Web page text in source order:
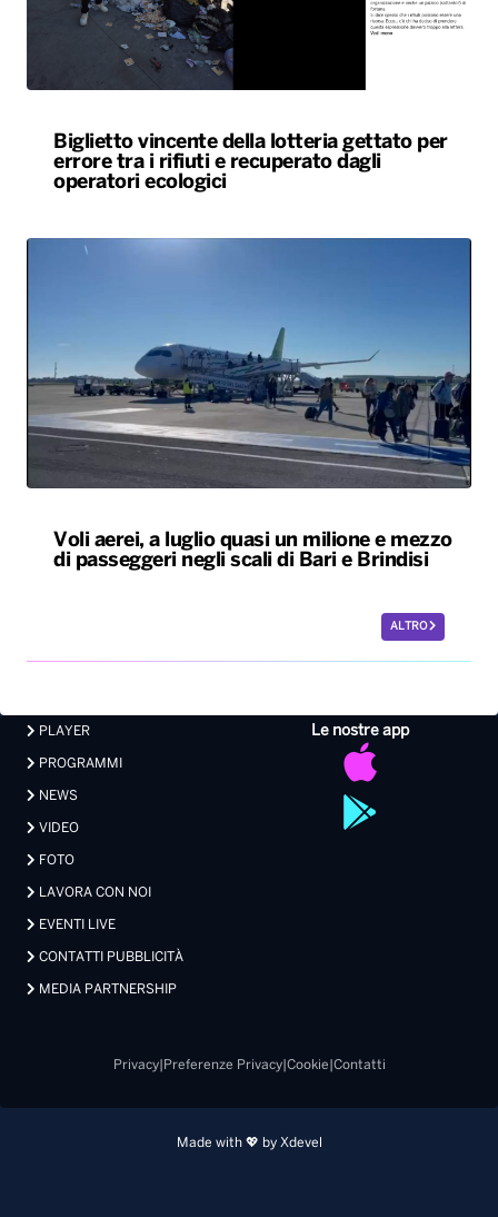
Biglietto vincente della lotteria gettato per
errore tra i rifiuti e recuperato dagli
operatori ecologici
Voli aerei, a luglio quasi un milione e mezzo
di passeggeri negli scali di Bari e Brindisi
ALTRO
Le nostre app
PLAYER
PROGRAMMI
NEWS
VIDEO
FOTO
LAVORA CON NOI
EVENTI LIVE
CONTATTI PUBBLICITÀ
MEDIA PARTNERSHIP
Privacy| Preferenze Privacy| Cookie Contatti
Made with 💖 by Xdevel